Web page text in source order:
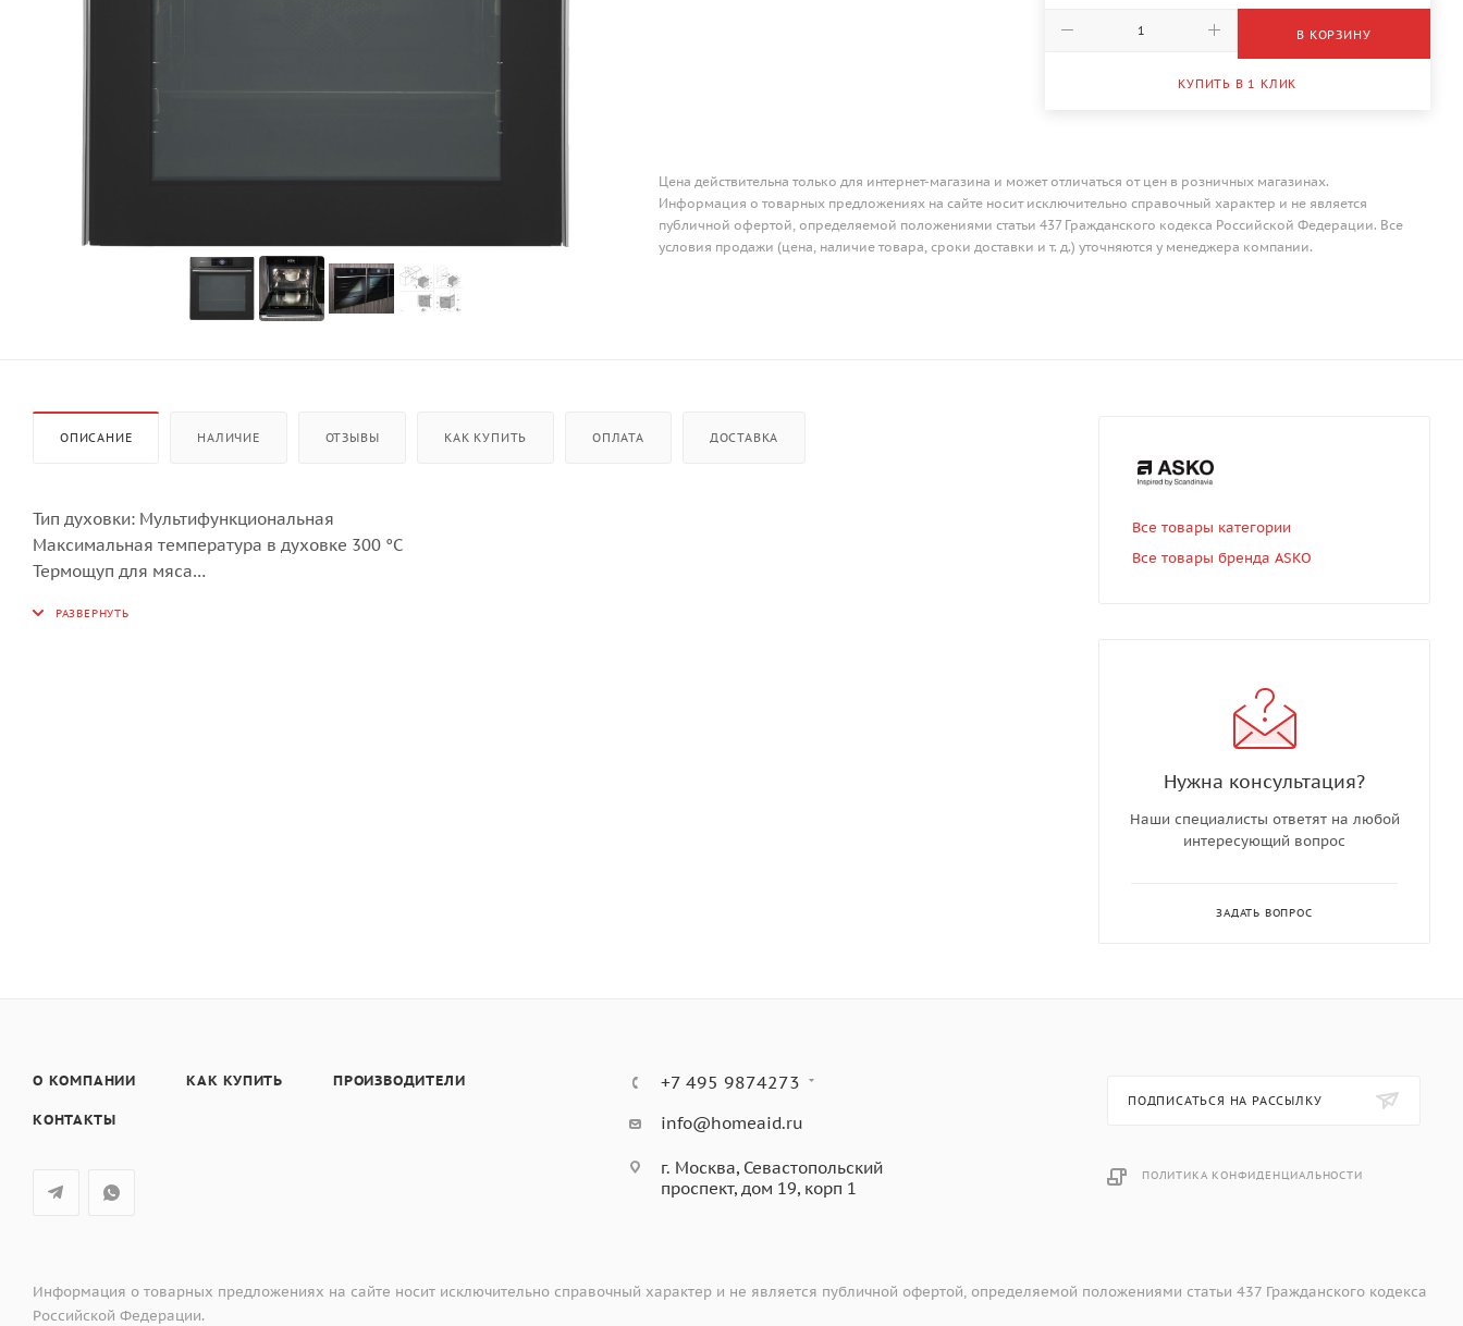
В КОРЗИНУ
КУПИТЬ В 1 КЛИК
Цена действительна только для интернет-магазина и может отличаться от цен в розничных магазинах.
Информация о товарных предложениях на сайте носит исключительно справочный характер и не является
публичной офертой, определяемой положениями статьи 437 Гражданского кодекса Российской Федерации. Все
условия продажи (цена, наличие товара, сроки доставки и т. д.) уточняются у менеджера компании.
ОПИСАНИЕ НАЛИЧИЕ ОТЗЫВЫ КАК КУПИТЬ ОПЛАТА ДОСТАВКА
Тип духовки: Мультифункциональная
Максимальная температура в духовке 300 °C
Термощуп для мяса
Направляющие для противней: 1 съемные направляющие
Все товары категории
Все товары бренда ASKO
Нужна консультация?
Наши специалисты ответят на любой
интересующий вопрос
ЗАДАТЬ ВОПРОС
О КОМПАНИИ КАК КУПИТЬ ПРОИЗВОДИТЕЛИ
КОНТАКТЫ
+7 495 9874273
info@homeaid.ru
г. Москва, Севастопольский
проспект, дом 19, корп 1
ПОДПИСАТЬСЯ НА РАССЫЛКУ
ПОЛИТИКА КОНФИДЕНЦИАЛЬНОСТИ
Информация о товарных предложениях на сайте носит исключительно справочный характер и не является публичной офертой, определяемой положениями статьи 437 Гражданского кодекса
Российской Федерации.